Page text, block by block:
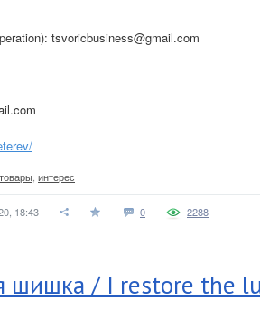
tsvoricbusiness@gmail.com
товары интерес
18:43 0 2288
шишка / I restore the